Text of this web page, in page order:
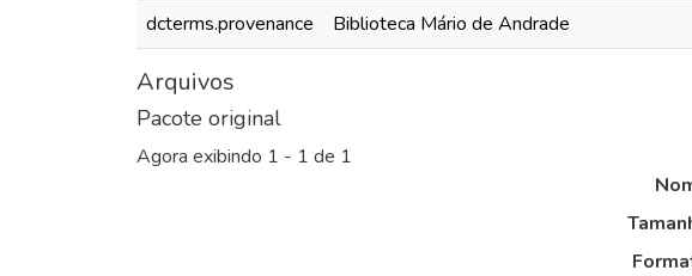
dcterms.provenance
Biblioteca Mário de Andrade
Arquivos
Pacote original
Agora exibindo 1 - 1 de 1